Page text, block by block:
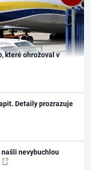
které ohrožoval v
Detaily prozrazuje
našli nevybuchlou